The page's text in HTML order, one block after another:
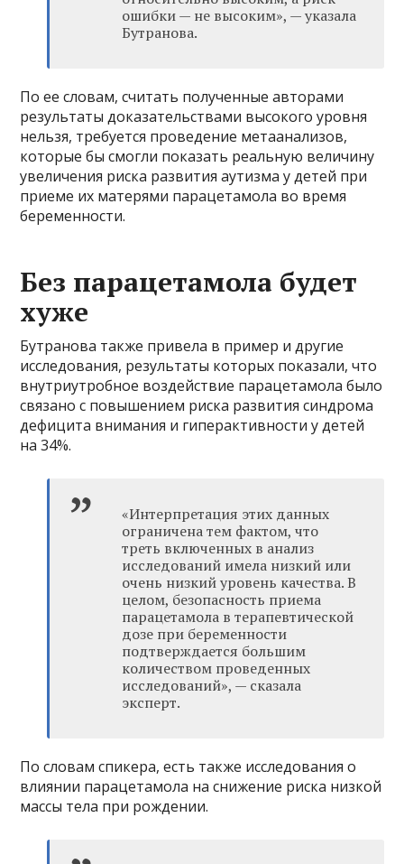
ошибки — не высоким», — указала
Бутранова.
По ее словам, считать полученные авторами
результаты доказательствами высокого уровня
нельзя, требуется проведение метаанализов,
которые бы смогли показать реальную величину
увеличения риска развития аутизма у детей при
приеме их матерями парацетамола во время
беременности.
Без парацетамола будет
хуже
Бутранова также привела в пример и другие
исследования, результаты которых показали, что
внутриутробное воздействие парацетамола было
связано с повышением риска развития синдрома
дефицита внимания и гиперактивности у детей
на 34%.
«Интерпретация этих данных
ограничена тем фактом, что
треть включенных в анализ
исследований имела низкий или
очень низкий уровень качества. В
целом, безопасность приема
парацетамола в терапевтической
дозе при беременности
подтверждается большим
количеством проведенных
исследований», — сказала
эксперт.
По словам спикера, есть также исследования о
влиянии парацетамола на снижение риска низкой
массы тела при рождении.